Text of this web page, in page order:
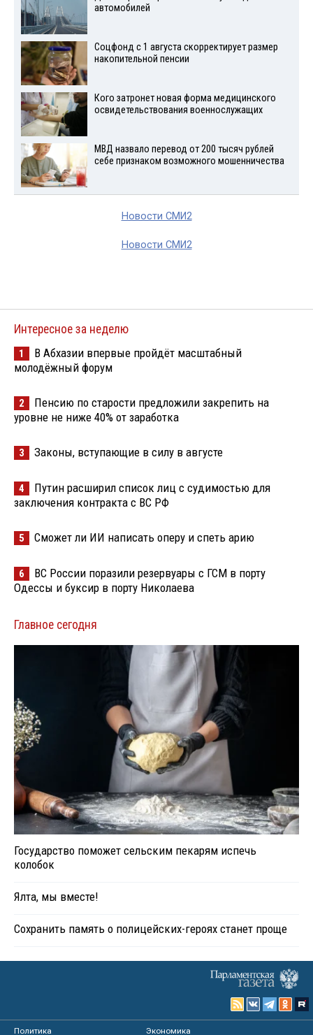
автомобилей
Соцфонд с 1 августа скорректирует размер
накопительной пенсии
Кого затронет новая форма медицинского
освидетельствования военнослужащих
МВД назвало перевод от 200 тысяч рублей
себе признаком возможного мошенничества
Новости СМИ2
Новости СМИ2
Интересное за неделю
1
В Абхазии впервые пройдёт масштабный
молодёжный форум
2
Пенсию по старости предложили закрепить на
уровне не ниже 40% от заработка
3 Законы, вступающие в силу в августе
4
Путин расширил список лиц с судимостью для
заключения контракта с ВС РФ
5 Сможет ли ИИ написать оперу и спеть арию
6
ВС России поразили резервуары с ГСМ в порту
Одессы и буксир в порту Николаева
Главное сегодня
Государство поможет сельским пекарям испечь
колобок
Ялта, мы вместе!
Сохранить память о полицейских-героях станет проще
Политика
Экономика